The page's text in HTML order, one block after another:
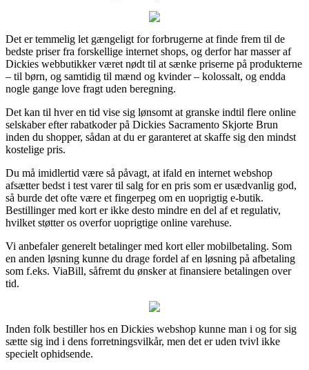
Det er temmelig let gængeligt for forbrugerne at finde frem til de
bedste priser fra forskellige internet shops, og derfor har masser af
Dickies webbutikker været nødt til at sænke priserne på produkterne
– til børn, og samtidig til mænd og kvinder – kolossalt, og endda
nogle gange love fragt uden beregning.
Det kan til hver en tid vise sig lønsomt at granske indtil flere online
selskaber efter rabatkoder på Dickies Sacramento Skjorte Brun
inden du shopper, sådan at du er garanteret at skaffe sig den mindst
kostelige pris.
Du må imidlertid være så påvagt, at ifald en internet webshop
afsætter bedst i test varer til salg for en pris som er usædvanlig god,
så burde det ofte være et fingerpeg om en uoprigtig e-butik.
Bestillinger med kort er ikke desto mindre en del af et regulativ,
hvilket støtter os overfor uoprigtige online varehuse.
Vi anbefaler generelt betalinger med kort eller mobilbetaling. Som
en anden løsning kunne du drage fordel af en løsning på afbetaling
som f.eks. ViaBill, såfremt du ønsker at finansiere betalingen over
tid.
Inden folk bestiller hos en Dickies webshop kunne man i og for sig
sætte sig ind i dens forretningsvilkår, men det er uden tvivl ikke
specielt ophidsende.